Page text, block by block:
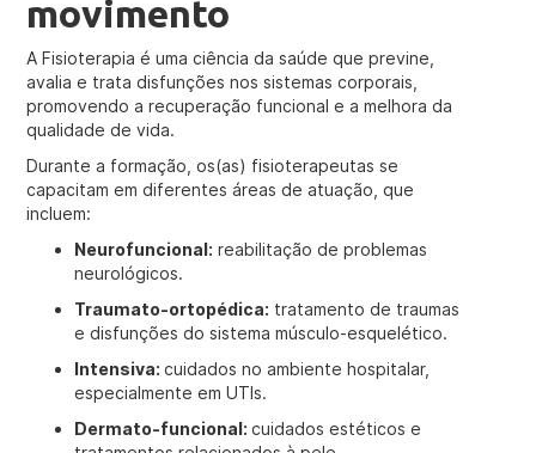
movimento
A Fisioterapia é uma ciência da saúde que previne,
avalia e trata disfunções nos sistemas corporais,
promovendo a recuperação funcional e a melhora da
qualidade de vida.
Durante a formação, os(as) fisioterapeutas se
capacitam em diferentes áreas de atuação, que
incluem:
Neurofuncional: reabilitação de problemas
neurológicos.
Traumato-ortopédica: tratamento de traumas
e disfunções do sistema músculo-esquelético.
Intensiva:cuidados no ambiente hospitalar,
especialmente em UTIs.
Dermato-funcional:cuidados estéticos e